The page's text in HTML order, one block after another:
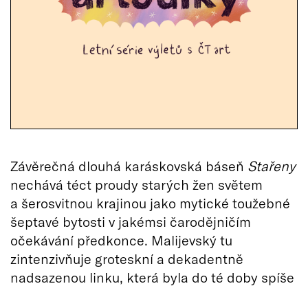
Závěrečná dlouhá karáskovská báseň Stařeny
nechává téct proudy starých žen světem
a šerosvitnou krajinou jako mytické toužebné
šeptavé bytosti v jakémsi čarodějničím
očekávání předkonce. Malijevský tu
zintenzivňuje groteskní a dekadentně
nadsazenou linku, která byla do té doby spíše